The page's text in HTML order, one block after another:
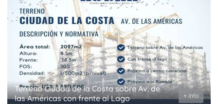
Terreno Ciudad de la Costa sobre Av. de
las Américas con frente al Lago
+ Info